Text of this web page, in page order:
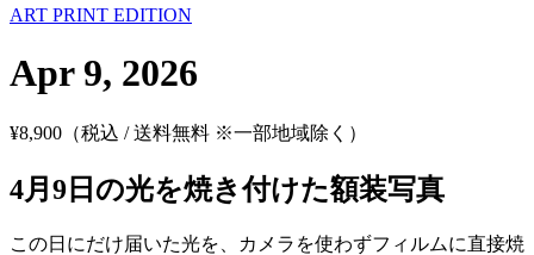
ART PRINT EDITION
Apr 9, 2026
¥8,900 （税込 / 送料無料 ※一部地域除く）
4月9日の光を焼き付けた額装写真
この日にだけ届いた光を、カメラを使わずフィルムに直接焼